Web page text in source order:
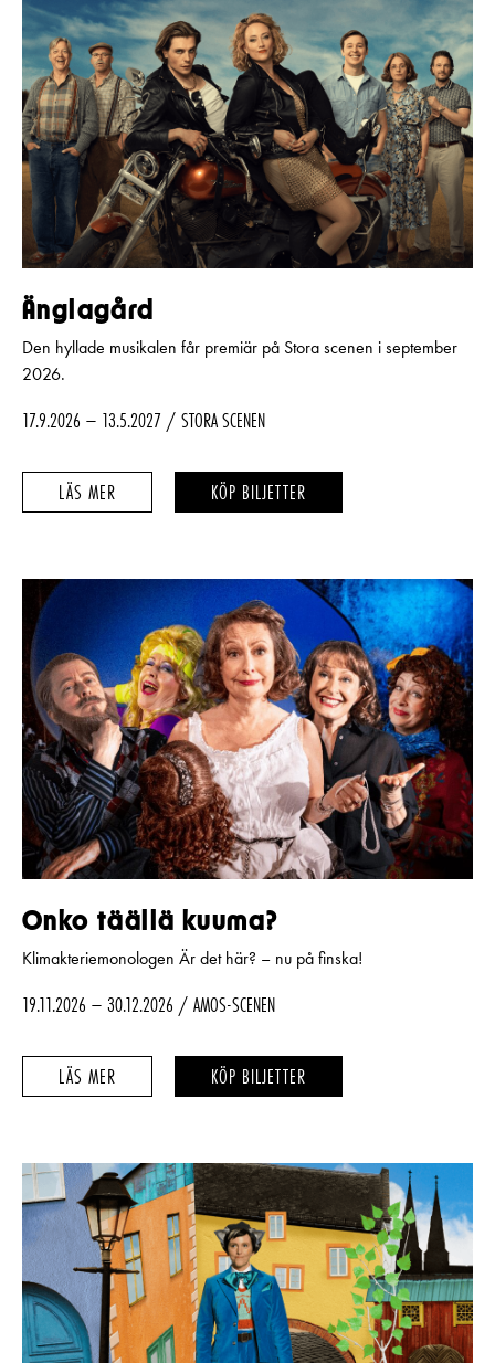
Änglagård
Den hyllade musikalen får premiär på Stora scenen i september
2026.
17.9.2026 – 13.5.2027 STORA SCENEN
ÄNGLAGÅRD
–
LÄS MER ÄNGLAGÅRD
–
KÖP BILJETTER
Onko täällä kuuma?
Klimakteriemonologen Är det här? – nu på finska!
19.11.2026 – 30.12.2026 AMOS-SCENEN
ONKO
TÄÄLLÄ
LÄS MER ONKO
TÄÄLLÄ
KÖP BILJETTER